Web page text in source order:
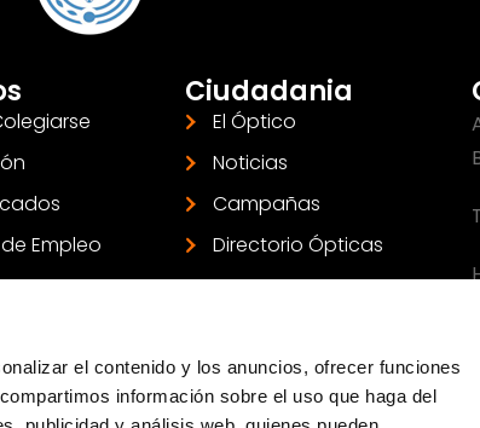
el contenido y los anuncios, ofrecer funciones
información sobre el uso que haga del
Empleo
Ciudadania
El Óptico
Noticias
Campañas
Directorio Ópticas